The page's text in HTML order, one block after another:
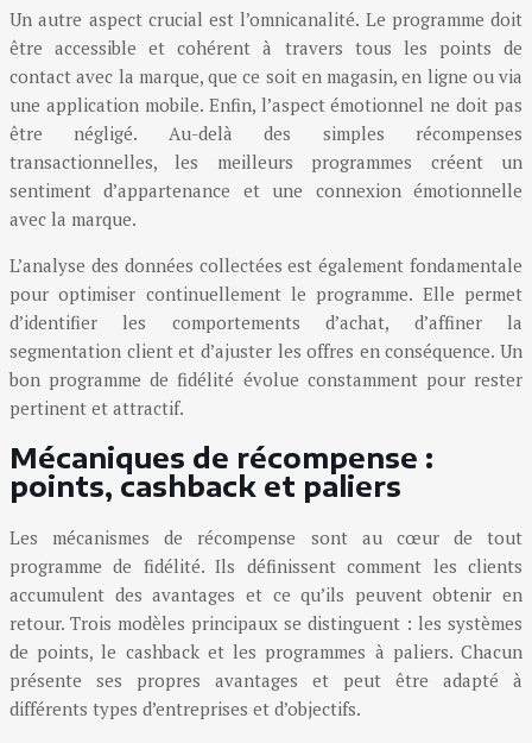
Un autre aspect crucial est l’omnicanalité. Le programme doit
être accessible et cohérent à travers tous les points de
contact avec la marque, que ce soit en magasin, en ligne ou via
une application mobile. Enfin, l’aspect émotionnel ne doit pas
être négligé. Au-delà des simples récompenses
transactionnelles, les meilleurs programmes créent un
sentiment d’appartenance et une connexion émotionnelle
avec la marque.
L’analyse des données collectées est également fondamentale
pour optimiser continuellement le programme. Elle permet
d’identifier les comportements d’achat, d’affiner la
segmentation client et d’ajuster les offres en conséquence. Un
bon programme de fidélité évolue constamment pour rester
pertinent et attractif.
Mécaniques de récompense :
points, cashback et paliers
Les mécanismes de récompense sont au cœur de tout
programme de fidélité. Ils définissent comment les clients
accumulent des avantages et ce qu’ils peuvent obtenir en
retour. Trois modèles principaux se distinguent : les systèmes
de points, le cashback et les programmes à paliers. Chacun
présente ses propres avantages et peut être adapté à
différents types d’entreprises et d’objectifs.